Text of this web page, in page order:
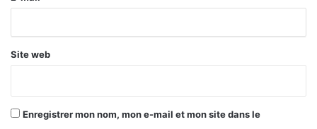
Site web
Enregistrer mon nom, mon e-mail et mon site dans le